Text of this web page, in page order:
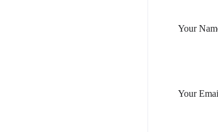
Your
Your